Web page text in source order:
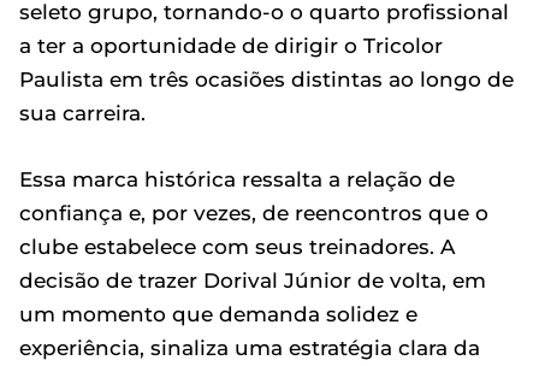
seleto grupo, tornando-o o quarto profissional
a ter a oportunidade de dirigir o Tricolor
Paulista em três ocasiões distintas ao longo de
sua carreira.
Essa marca histórica ressalta a relação de
confiança e, por vezes, de reencontros que o
clube estabelece com seus treinadores. A
decisão de trazer Dorival Júnior de volta, em
um momento que demanda solidez e
experiência, sinaliza uma estratégia clara da